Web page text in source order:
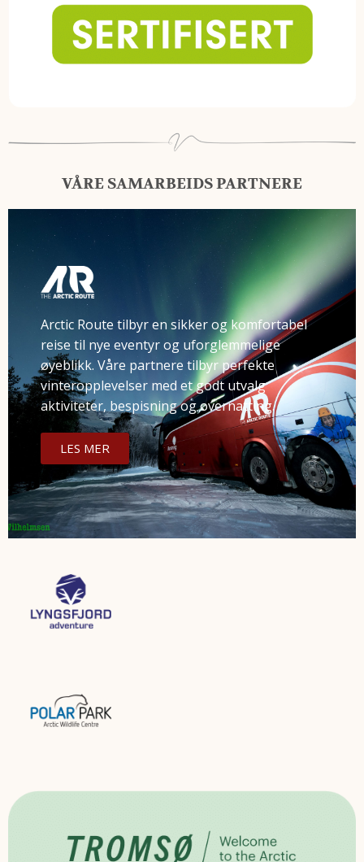
VÅRE SAMARBEIDS PARTNERE
Arctic Route tilbyr en sikker og komfortabel
reise til nye eventyr og uforglemmelige
øyeblikk. Våre partnere tilbyr perfekte
vinteropplevelser med et godt utvalg
aktiviteter, bespisning og overnatting.
LES MER